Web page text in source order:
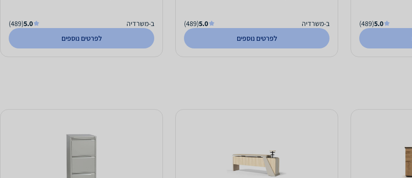
5.0
(489)
ב-משרדיה 5.0
(489)
לפרטים נוספים
ב-משרדיה 5.0
(489)
לפרטים נוספים